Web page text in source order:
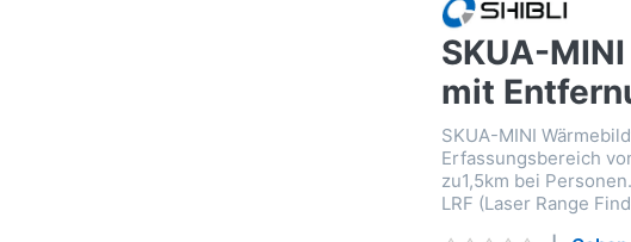
SKUA-
mit
SKUA-MINI
Erfassungsbereich
zu1,5km bei
LRF (Laser Range